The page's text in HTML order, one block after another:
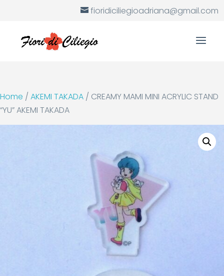
fioridiciliegioadriana@gmail.com
Home / AKEMI TAKADA / CREAMY MAMI MINI ACRYLIC STAND
“YU” AKEMI TAKADA